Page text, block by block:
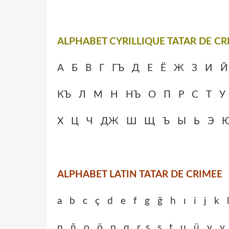
ALPHABET CYRILLIQUE TATAR DE
А Б В Г ГЪ Д Е Ё Ж З И
КЪ Л М Н НЪ О П Р С Т У
Х Ц Ч ДЖ Ш Щ Ъ Ы Ь Э
ALPHABET LATIN TATAR DE CRIMEE
a b c ç d e f g ğ h ı i j k l